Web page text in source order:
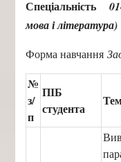
Спеціальність
мова і література)
Форма навчання
№
з/
п
ПІБ
студента